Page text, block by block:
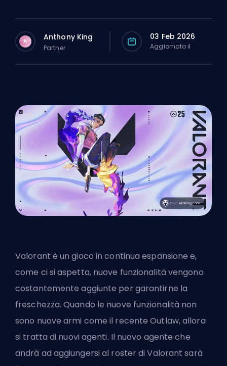
A Anthony King
Partner
03 Feb 2026
Aggiornato il
Valorant è un gioco in continua espansione e,
come ci si aspetta, nuove funzionalità vengono
costantemente aggiunte per garantirne la
freschezza. Quando le nuove funzionalità non
sono nuove armi comeil recente Outlaw, allora
si tratta di nuovi agenti. Il nuovo agente che
andrà ad aggiungersi al roster di Valorant sarà